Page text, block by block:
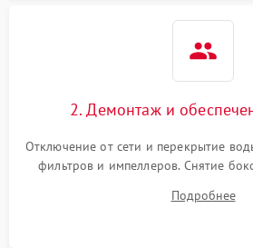
2. Демонтаж и
Отключение от сети и перекрытие
фильтров и импеллеров. Снятие
циркуляционному насосу, ТЭНу
Подробнее